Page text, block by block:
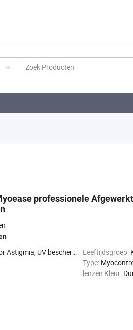
professionele
bescherming, voor bijziendheid Leeftijdsgroep:
Type:
lenzen Kleur: